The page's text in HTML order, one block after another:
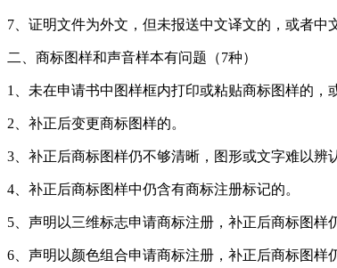
7、证明文件为外文，但未报送中文译文的，或者中
二、商标图样和声音样本有问题（7种）
1、未在申请书中图样框内打印或粘贴商标图样的，
2、补正后变更商标图样的。
3、补正后商标图样仍不够清晰，图形或文字难以辨
4、补正后商标图样中仍含有商标注册标记的。
5、声明以三维标志申请商标注册，补正后商标图样
6、声明以颜色组合申请商标注册，补正后商标图样